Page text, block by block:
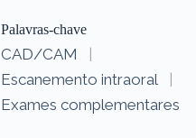
Palavras-chave
CAD/CAM
|
Escanemento intraoral
|
Exames complementares